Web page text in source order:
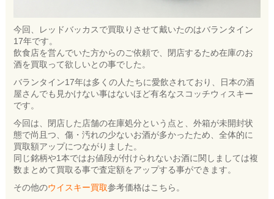
今回、レッドバッカスで買取りさせて戴いたのはバランタイン
17年です。
飲食店を営んでいた方からのご依頼で、閉店するため在庫のお
酒を買取って欲しいとの事でした。
バランタイン17年は多くの人たちに愛飲されており、日本の酒
屋さんでも見かけない事はないほど有名なスコッチウィスキー
です。
今回は、閉店した店舗の在庫処分という点と、外箱が未開封状
態で尚且つ、傷・汚れの少ないお酒が多かったため、全体的に
買取額アップにつながりました。
同じ銘柄や1本ではお値段が付けられないお酒に関しましては複
数まとめて買取る事で査定額をアップする事ができます。
その他のウイスキー買取参考価格はこちら。